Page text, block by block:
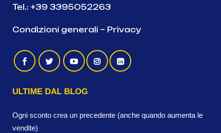
Tel.: +39 3395052263
Condizioni generali – Privacy
ULTIME DAL BLOG
Ogni sconto crea un precedente (anche quando aumenta le
vendite)